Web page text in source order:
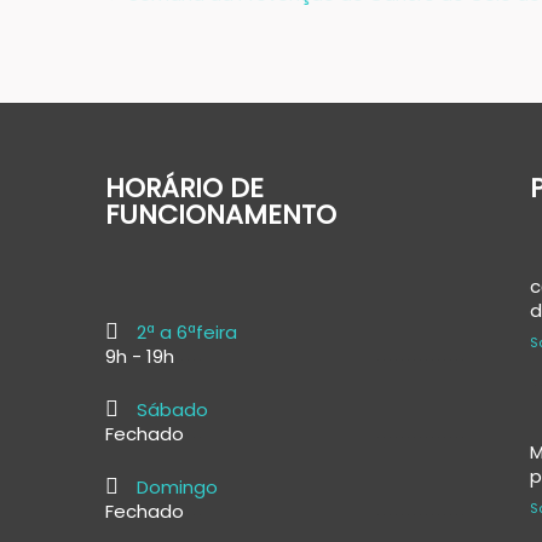
HORÁRIO DE
FUNCIONAMENTO
2ª a 6ªfeira
9h - 19h
Sábado
Fechado
Domingo
Fechado